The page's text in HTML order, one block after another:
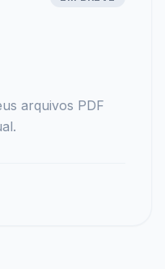
arquivos PDF